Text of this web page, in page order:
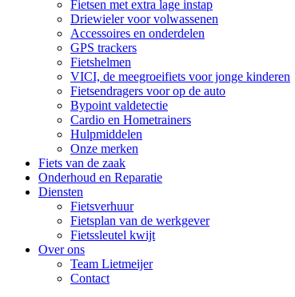
Fietsen met extra lage instap
Driewieler voor volwassenen
Accessoires en onderdelen
GPS trackers
Fietshelmen
VICI, de meegroeifiets voor jonge kinderen
Fietsendragers voor op de auto
Bypoint valdetectie
Cardio en Hometrainers
Hulpmiddelen
Onze merken
Fiets van de zaak
Onderhoud en Reparatie
Diensten
Fietsverhuur
Fietsplan van de werkgever
Fietssleutel kwijt
Over ons
Team Lietmeijer
Contact